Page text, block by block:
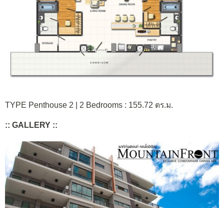
TYPE Penthouse 2 | 2 Bedrooms : 155.72 ตร.ม.
:: GALLERY ::